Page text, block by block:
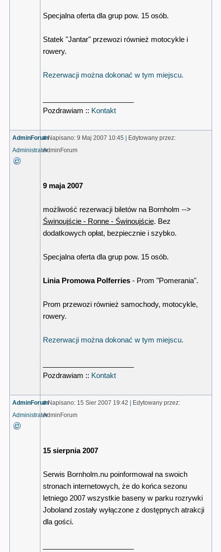
Specjalna oferta dla grup pow. 15 osób.
Statek "Jantar" przewozi również motocykle i
rowery.
Rezerwacji można dokonać w tym miejscu.
Pozdrawiam :: Kontakt
AdminForum
Administrator
#Napisano: 9 Maj 2007 10:45
Edytowany przez:
AdminForum
9 maja 2007
możliwość rezerwacji biletów na Bornholm -->
Świnoujście - Ronne - Świnoujście. Bez
dodatkowych opłat, bezpiecznie i szybko.
Specjalna oferta dla grup pow. 15 osób.
Linia Promowa Polferries- Prom "Pomerania".
Prom przewozi również samochody, motocykle,
rowery.
Rezerwacji można dokonać w tym miejscu.
Pozdrawiam :: Kontakt
AdminForum
Administrator
#Napisano: 15 Sier 2007 19:42
Edytowany przez:
AdminForum
15 sierpnia 2007
Serwis Bornholm.nu poinformował na swoich
stronach internetowych, że do końca sezonu
letniego 2007 wszystkie baseny w parku rozrywki
Joboland zostały wyłączone z dostępnych atrakcji
dla gości.